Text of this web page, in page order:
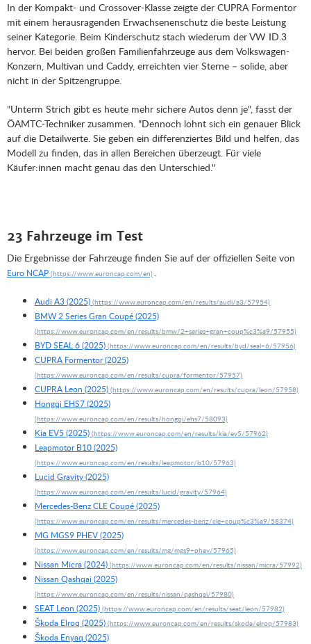
In der Kompakt- und Crossover-Klasse zeigte der CUPRA Formentor
mit einem herausragenden Erwachsenenschutz die beste Leistung
seiner Kategorie. Beim Kinderschutz stach wiederum der VW ID.3
hervor. Bei beiden großen Familienfahrzeuge aus dem Volkswagen-
Konzern, Multivan und Caddy, erreichten vier Sterne – solide, aber
nicht in der Spitzengruppe.
"Unterm Strich gibt es heute mehr sichere Autos denn je", fasst der
ÖAMTC-Techniker zusammen. "Dennoch lohnt sich ein genauer Blick
auf die Detailwerte. Sie geben ein differenziertes Bild und helfen, das
Modell zu finden, das in allen Bereichen überzeugt. Für viele
Käufer:innen macht genau das den Unterschied."
23 Fahrzeuge im Test
Die Ergebnisse der Fahrzeuge finden Sie auf der offiziellen Seite von
Euro NCAP .
Audi A3 (2025)
BMW 2 Series Gran Coupé (2025)
BYD SEAL 6 (2025)
CUPRA Formentor (2025)
CUPRA Leon (2025)
Hongqi EHS7 (2025)
Kia EV5 (2025)
Leapmotor B10 (2025)
Lucid Gravity (2025)
Mercedes-Benz CLE Coupé (2025)
MG MGS9 PHEV (2025)
Nissan Micra (2024)
Nissan Qashqai (2025)
SEAT Leon (2025)
Škoda Elroq (2025)
Škoda Enyaq (2025)